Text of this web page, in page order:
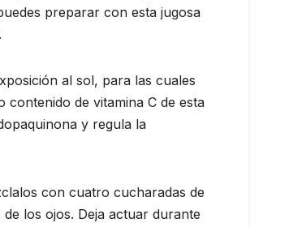
preparar con esta jugosa
al sol, para las cuales
de vitamina C de esta
y regula la
con cuatro cucharadas de
los ojos. Deja actuar durante